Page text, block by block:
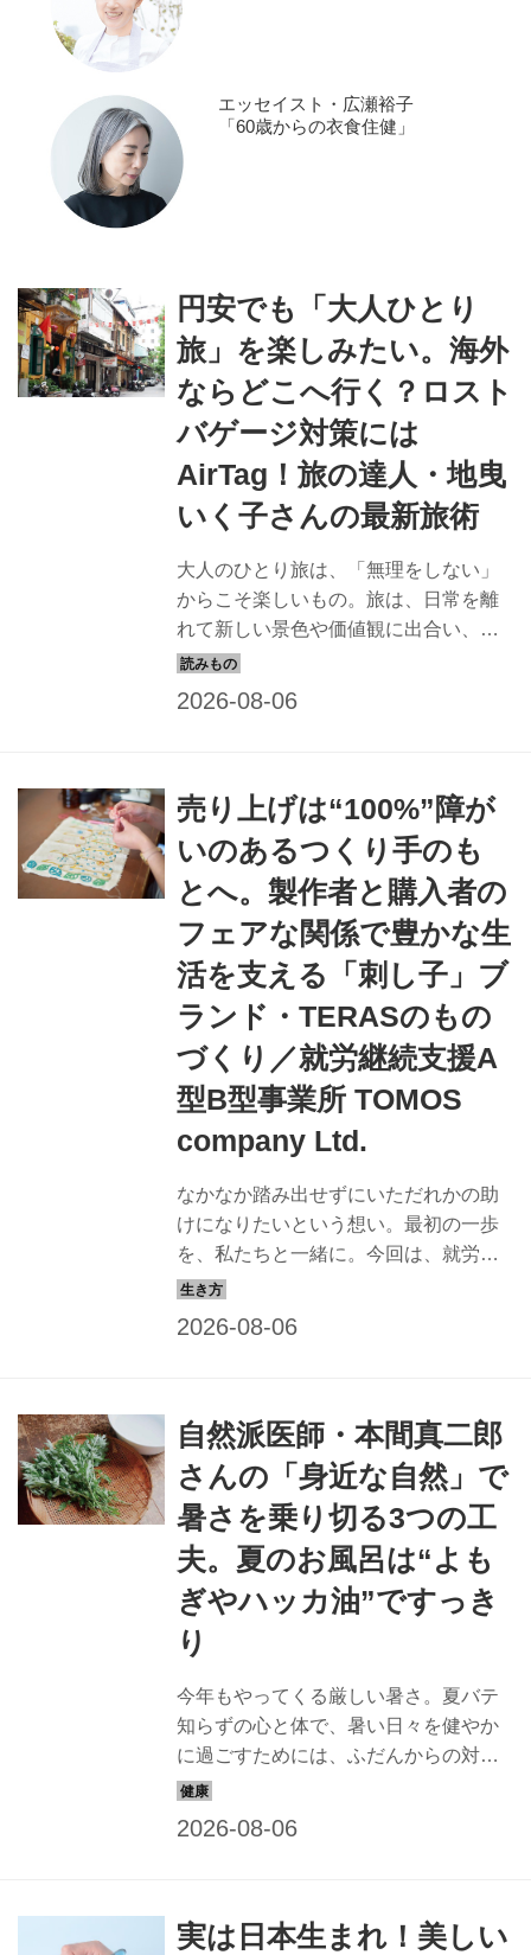
エッセイスト・広瀬裕子
「60歳からの衣食住健」
円安でも「大人ひとり
旅」を楽しみたい。海外
ならどこへ行く？ロスト
バゲージ対策には
AirTag！旅の達人・地曳
いく子さんの最新旅術
大人のひとり旅は、「無理をしない」
からこそ楽しいもの。旅は、日常を離
れて新しい景色や価値観に出合い、自
分自身を見つめ直す時間です。そんな
旅の楽しみ方を綴った『新しい大人ひ
ー。今回は、最新で必要なものや、円
安のいま、工夫したい旅のアイデアに
ついて伺いました。
売り上げは“100%”障が
いのあるつくり手のも
とへ。製作者と購入者の
フェアな関係で豊かな生
活を支える「刺し子」ブ
ランド・TERASのもの
づくり／就労継続支援A
型B型事業所 TOMOS
company Ltd.
なかなか踏み出せずにいただれかの助
けになりたいという想い。最初の一歩
を、私たちと一緒に。今回は、就労継
続支援A型B型事業所 TOMOS company
Ltd.を訪ね、障がいのある方とのフェア
自然派医師・本間真二郎
さんの「身近な自然」で
暑さを乗り切る3つの工
夫。夏のお風呂は“よも
ぎやハッカ油”ですっき
り
今年もやってくる厳しい暑さ。夏バテ
知らずの心と体で、暑い日々を健やか
に過ごすためには、ふだんからの対策
が必要です。自然の力を味方につけ、
活』2025年8月号掲載）
実は日本生まれ！美しい